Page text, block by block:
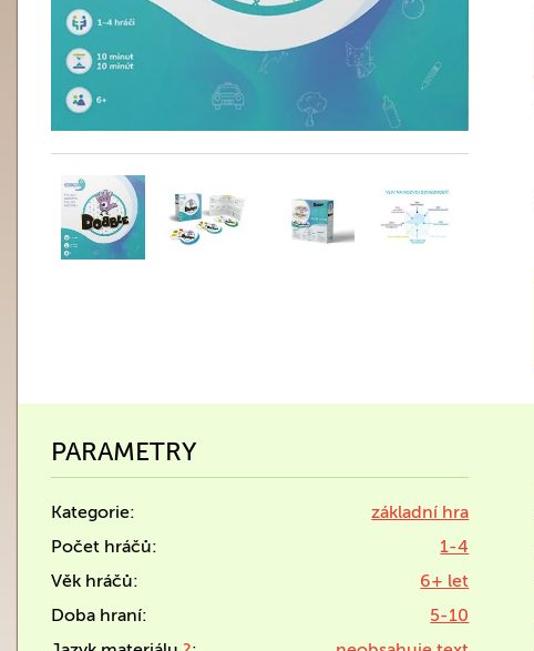
PARAMETRY
Kategorie:
základní hra
Počet hráčů:
1-4
Věk hráčů:
6+ let
Doba hraní:
5-10